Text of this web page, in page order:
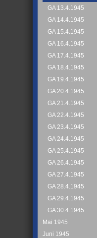
GA 13.4.1945
GA 14.4.1945
GA 15.4.1945
GA 16.4.1945
GA 17.4.1945
GA 18.4.1945
GA 19.4.1945
GA 20.4.1945
GA 21.4.1945
GA 22.4.1945
GA 23.4.1945
GA 24.4.1945
GA 25.4.1945
GA 26.4.1945
GA 27.4.1945
GA 28.4.1945
GA 29.4.1945
GA 30.4.1945
Mai 1945
Juni 1945